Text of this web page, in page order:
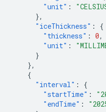
"unit" :
},
"iceThickness" :
{
"thickness" : 0,
"unit" :
}
},
{
"interval" :
{
"startTime" :
"endTime" :